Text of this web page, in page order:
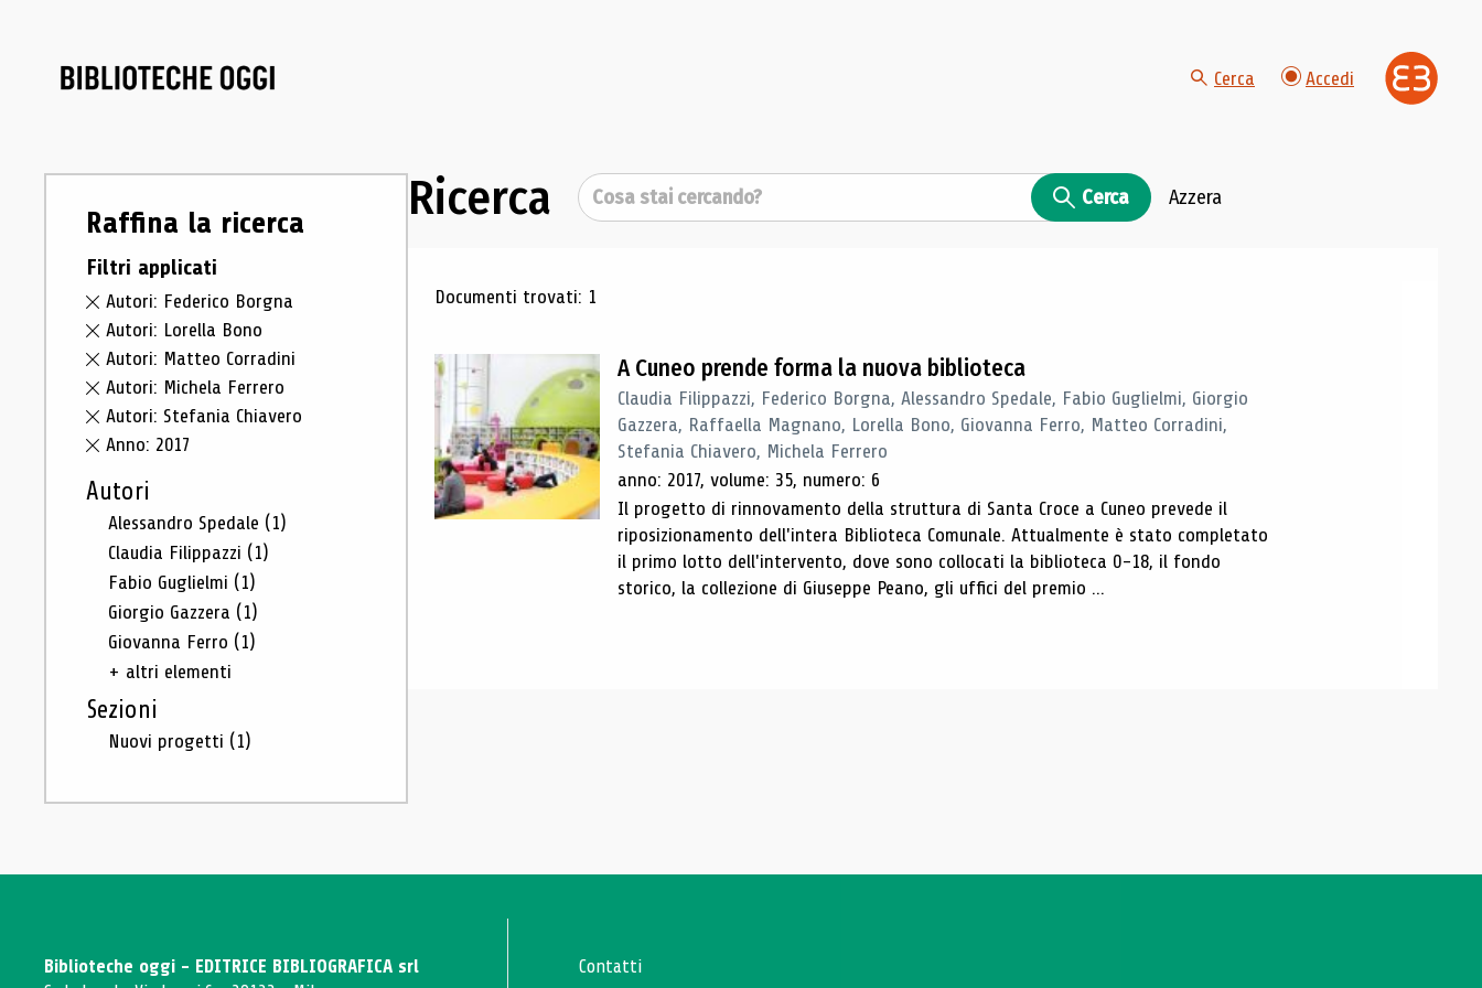
Cerca Accedi
Raffina la ricerca
Filtri applicati
Autori: Federico Borgna
Autori: Lorella Bono
Autori: Matteo Corradini
Autori: Michela Ferrero
Autori: Stefania Chiavero
Anno: 2017
Autori
Alessandro Spedale (1)
Claudia Filippazzi (1)
Fabio Guglielmi (1)
Giorgio Gazzera (1)
Giovanna Ferro (1)
+ altri elementi
Sezioni
Nuovi progetti (1)
Ricerca Cerca Cerca Azzera
Risultati di ricerca
Documenti trovati: 1
A Cuneo prende forma la nuova biblioteca
Claudia Filippazzi, Federico Borgna, Alessandro Spedale, Fabio Guglielmi, Giorgio
Gazzera, Raffaella Magnano, Lorella Bono, Giovanna Ferro, Matteo Corradini,
Stefania Chiavero, Michela Ferrero
anno: 2017, volume: 35, numero: 6
Il progetto di rinnovamento della struttura di Santa Croce a Cuneo prevede il
riposizionamento dell'intera Biblioteca Comunale. Attualmente è stato completato
il primo lotto dell'intervento, dove sono collocati la biblioteca 0-18, il fondo
storico, la collezione di Giuseppe Peano, gli uffici del premio ...
Biblioteche oggi - EDITRICE BIBLIOGRAFICA srl
Contatti